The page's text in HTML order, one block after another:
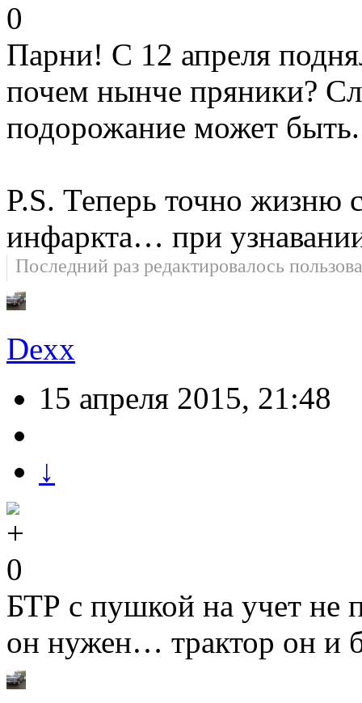
0
Парни! С 12 апреля
почем нынче пряники?
подорожание может
P.S. Теперь точно жизню
инфаркта… при
Последний раз редактировалось
Dexx
15 апреля 2015, 21:48
↓
0
БТР с пушкой на учет не
он нужен… трактор он и